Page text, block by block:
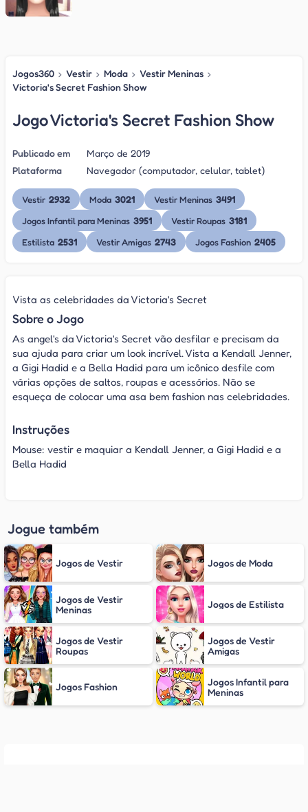
Jogos360 › Vestir › Moda › Vestir Meninas ›
Victoria's Secret Fashion Show
Jogo Victoria's Secret Fashion Show
Publicado em
Março de 2019
Plataforma
Navegador (computador, celular, tablet)
Vestir 2932 Moda 3021 Vestir Meninas 3491
Jogos Infantil para Meninas 3951 Vestir Roupas 3181
Estilista 2531 Vestir Amigas 2743 Jogos Fashion 2405
Vista as celebridades da Victoria's Secret
Sobre o Jogo
As angel's da Victoria's Secret vão desfilar e precisam da
sua ajuda para criar um look incrível. Vista a Kendall Jenner,
a Gigi Hadid e a Bella Hadid para um icônico desfile com
várias opções de saltos, roupas e acessórios. Não se
esqueça de colocar uma asa bem fashion nas celebridades.
Instruções
Mouse: vestir e maquiar a Kendall Jenner, a Gigi Hadid e a
Bella Hadid
Jogue também
Jogos de Vestir Jogos de Moda
Jogos de Vestir
Meninas
Jogos de Estilista
Jogos de Vestir
Roupas
Jogos de Vestir
Amigas
Jogos Fashion
Jogos Infantil para
Meninas